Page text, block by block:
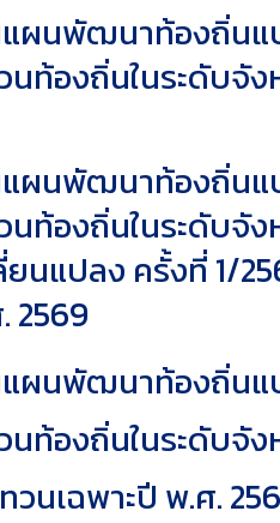
แผนพัฒนาท้องถิ่น
ท้องถิ่นในระดับจั
แผนพัฒนาท้องถิ่น
ท้องถิ่นในระดับจั
นแปลง ครั้งที่ 1/
2569
แผนพัฒนาท้องถิ่น
ท้องถิ่นในระดับจั
นเฉพาะปี พ.ศ.